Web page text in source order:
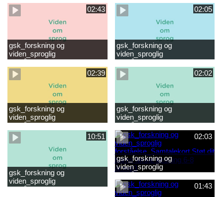
læsevanskeligheder.mp4
første læsning 6-8 år.mp4
02:43
gsk_forskning og
viden_sproglig
forståelse_Støt dit barns
fortsatte læsning 8-10 år.mp4
02:05
gsk_forskning og
viden_sproglig
forståelse_Snak med dit barn
6 mdr-2 år.mp4
02:39
gsk_forskning og
viden_sproglig
forståelse_Snak med dit barn
2-6 år.mp4
02:02
gsk_forskning og
viden_sproglig
forståelse_Snak med din
baby 0-6 mdr.mp4
10:51
gsk_forskning og
viden_sproglig
forståelse_Barnets sproglige
02:03
gsk_forskning og
viden_sproglig
forståelse_Samtalekort Støt
dit barns første læsning 6-8
år.mp3
01:43